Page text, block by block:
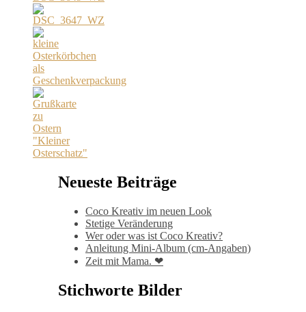
Neueste Beiträge
Coco Kreativ im neuen Look
Stetige Veränderung
Wer oder was ist Coco Kreativ?
Anleitung Mini-Album (cm-Angaben)
Zeit mit Mama. ❤
Stichworte Bilder